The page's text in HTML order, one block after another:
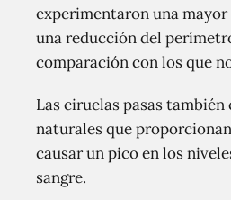
experimentaron una mayor
una reducción del
comparación con los que
Las ciruelas pasas
naturales que
causar un pico en los
sangre.